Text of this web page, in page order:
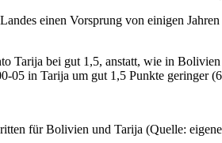
einen Vorsprung von einigen
Tarija bei gut 1,5, anstatt, wie in
05 in Tarija um gut 1,5 Punkte geringer
für Bolivien und Tarija (Quelle: